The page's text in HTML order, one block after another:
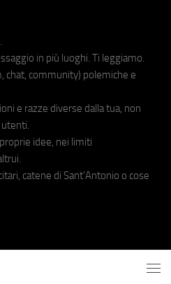
in più luoghi. Ti leggiamo.
chat, community) polemiche e
e razze diverse dalla tua, non
idee, nei limiti
catene di Sant'Antonio o cose